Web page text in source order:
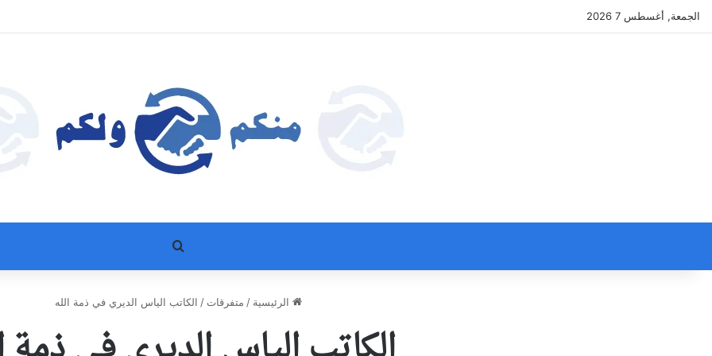
الجمعة, أغسطس 7 2026
بحث عن
الرئيسية / متفرقات / الكاتب الياس الديري في ذمة الله